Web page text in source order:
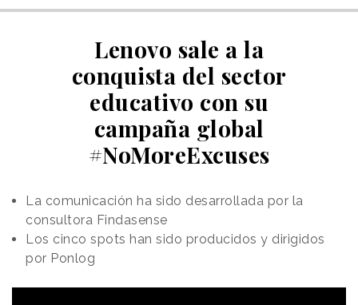
Lenovo sale a la
conquista del sector
educativo con su
campaña global
#NoMoreExcuses
La comunicación ha sido desarrollada por la
consultora Findasense
Los cinco spots han sido producidos y dirigidos
por Ponlog